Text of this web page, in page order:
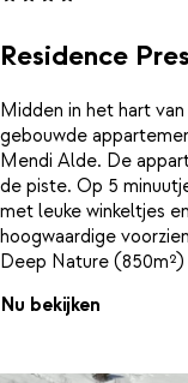
Residence
Midden in het hart
gebouwde
Mendi Alde. De
de piste. Op 5
met leuke winkeltjes
hoogwaardige
Deep Nature
Nu bekijken